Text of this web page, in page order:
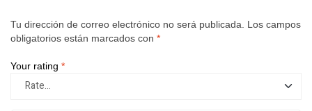
Tu dirección de correo electrónico no será publicada.
Los campos
obligatorios están marcados con *
Your rating *